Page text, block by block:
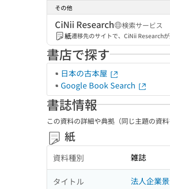
その他
CiNii Research
検索サービス
紙遷移先のサイトで、CiNii Research
書店で探す
日本の古本屋
Google Book Search
書誌情報
この資料の詳細や典拠（同じ主題の資
紙
資料種別 雑誌
タイトル 法人企業